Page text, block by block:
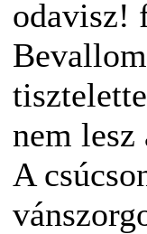
odavisz!
nem lesz
A